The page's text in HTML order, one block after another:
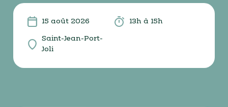
15 août 2026 13h à 15h
Saint-Jean-Port-
Joli